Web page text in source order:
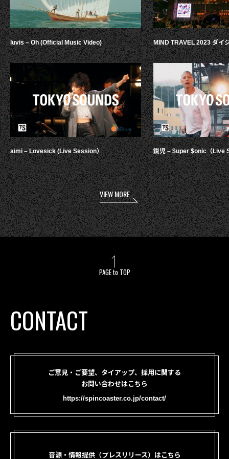
luvis – Oh (Official Music Video)
aimi – Lovesick (Live Session）
MIND TRAVEL 2023 ダイ
鋭児 – $uper $onic（Live
VIEW MORE
PAGE to TOP
CONTACT
ご意見・ご要望、タイアップ、採用に関する
お問い合わせはこちら
https://spincoaster.co.jp/contact/
音源・情報提供（プレスリリース）はこちら